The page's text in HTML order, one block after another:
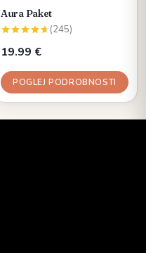
Aura Paket
(245)
19.99 €
POGLEJ PODROBNOSTI